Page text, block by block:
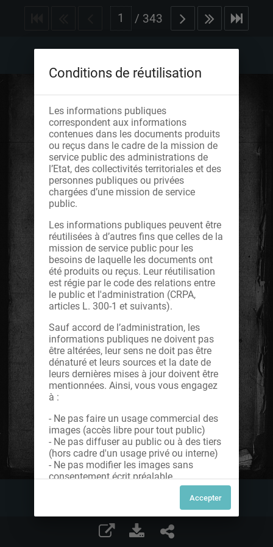
/ 343
Conditions de réutilisation
Les informations publiques
correspondent aux informations
contenues dans les documents produits
ou reçus dans le cadre de la mission de
service public des administrations de
l’Etat, des collectivités territoriales et des
personnes publiques ou privées
chargées d’une mission de service
public.
Les informations publiques peuvent être
réutilisées à d’autres fins que celles de la
mission de service public pour les
besoins de laquelle les documents ont
été produits ou reçus. Leur réutilisation
est régie par le code des relations entre
le public et l'administration (CRPA,
articles L. 300-1 et suivants).
Sauf accord de l’administration, les
informations publiques ne doivent pas
être altérées, leur sens ne doit pas être
dénaturé et leurs sources et la date de
leurs dernières mises à jour doivent être
mentionnées. Ainsi, vous vous engagez
à :
- Ne pas faire un usage commercial des
images (accès libre pour tout public)
- Ne pas diffuser au public ou à des tiers
(hors cadre d'un usage privé ou interne)
- Ne pas modifier les images sans
consentement écrit préalable
Dans le cas contraire, nous vous invitons
à nous contacter afin de solliciter le type
de Licence souhaitée parmi celles
proposées et le cas échéant, acquitter